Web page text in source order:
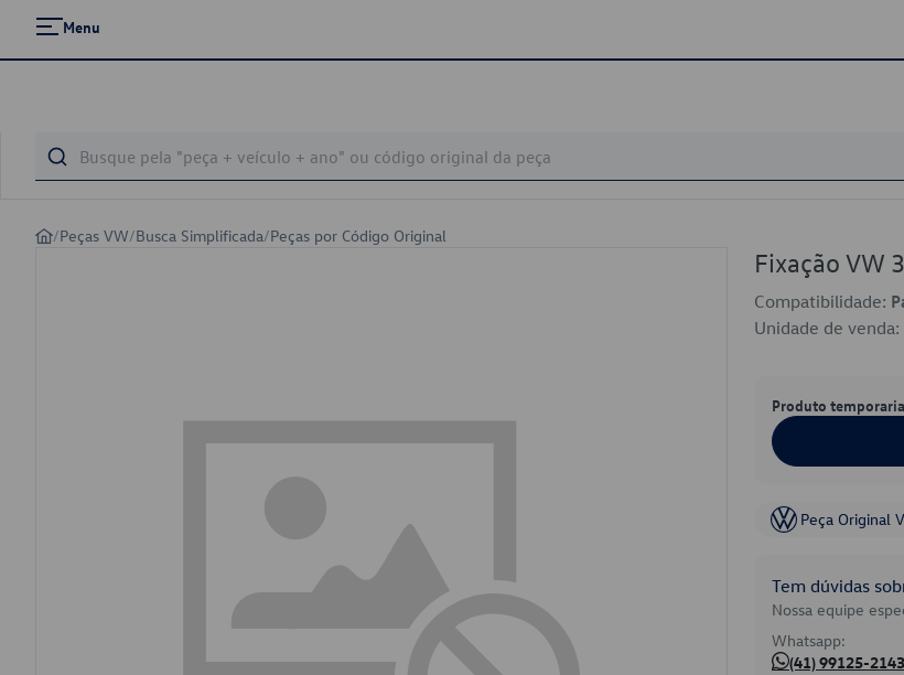
Menu
/Peças VW/Busca Simplificada/Peças por Código Original
Fixação VW
Compatibilidade:
Unidade de venda:
Produto
Peça Original
Tem dúvidas
Nossa equipe
Whatsapp:
(41) 99125-2143